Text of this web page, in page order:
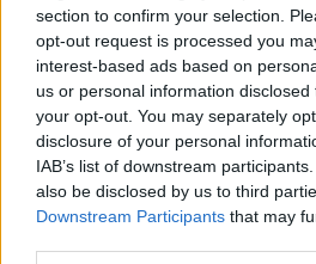
section to confirm your selection.
opt-out request is processed you
interest-based ads based on
us or personal information
your opt-out. You may separately
disclosure of your personal
IAB’s list of downstream
also be disclosed by us to third
Downstream Participants that may
Viihdeuutiset
9.11.2021, 23:55
Tony Halmeesta
elokuva –